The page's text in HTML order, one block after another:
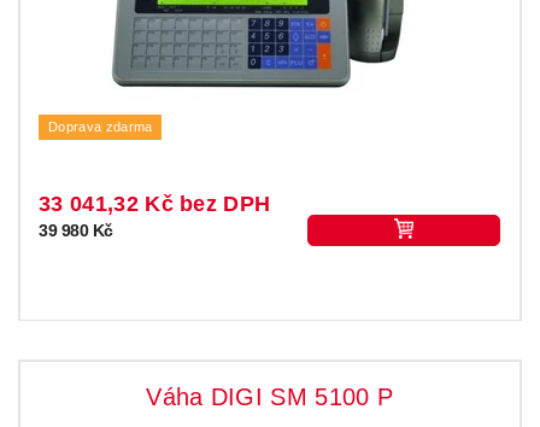
Doprava zdarma
33 041,32 Kč bez DPH
39 980 Kč
Váha DIGI SM 5100 P